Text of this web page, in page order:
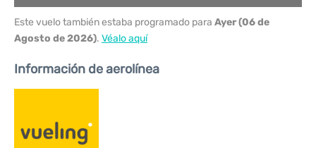
Este vuelo también estaba programado para Ayer (06 de
Agosto de 2026). Véalo aquí
Información de aerolínea